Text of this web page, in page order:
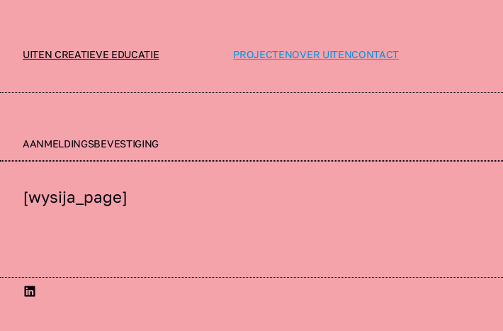
UITEN CREATIEVE EDUCATIE PROJECTENOVER UITENCONTACT
AANMELDINGSBEVESTIGING
[wysija_page]
LinkedIn